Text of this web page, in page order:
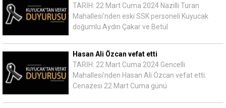
TARİH: 22 Mart Cuma 2024 Nazilli Turan
Mahallesi'nden eski SSK personeli Kuyucak
doğumlu Aydın Çakar ve Betül
Hasan Ali Özcan vefat etti
TARİH: 22 Mart Cuma 2024 Gencelli
Mahallesi'nden Hasan Ali Özcan vefat etti.
Cenazesi 22 Mart Cuma günü